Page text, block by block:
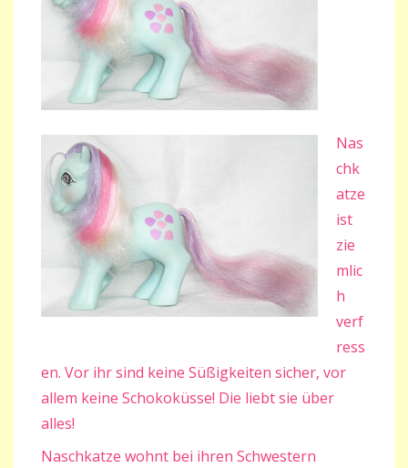
Nas
chk
atze
ist
zie
mlic
h
verf
ress
en. Vor ihr sind keine Süßigkeiten sicher, vor
allem keine Schokoküsse! Die liebt sie über
alles!
Naschkatze wohnt bei ihren Schwestern